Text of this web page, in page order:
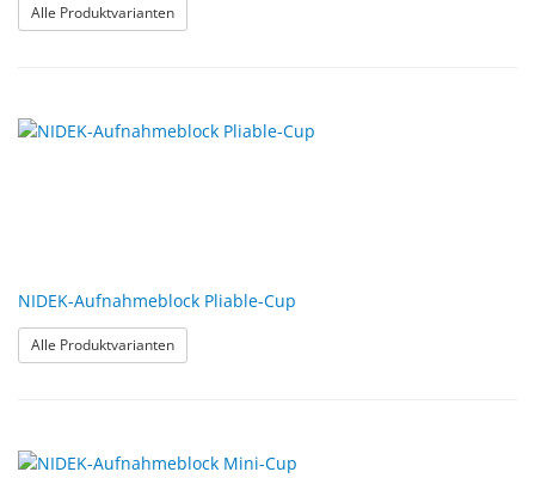
Alle Produktvarianten: Huvitz Blockstücke für HBK-410
NIDEK-Aufnahmeblock Pliable-Cup
Alle Produktvarianten: NIDEK-Aufnahmeblock Pliable-Cup